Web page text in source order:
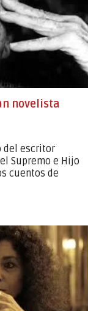
novelista
del escritor
Supremo e Hijo
cuentos de